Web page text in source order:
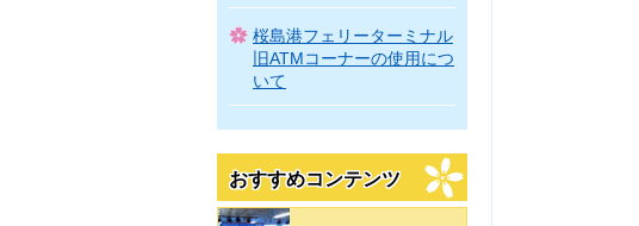
桜島港フェリーターミナル
旧ATMコーナーの使用につ
いて
おすすめコンテンツ